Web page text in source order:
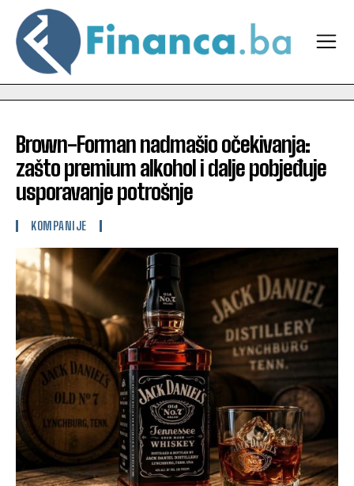
Brown-Forman nadmašio očekivanja:
zašto premium alkohol i dalje pobjeđuje
usporavanje potrošnje
KOMPANIJE